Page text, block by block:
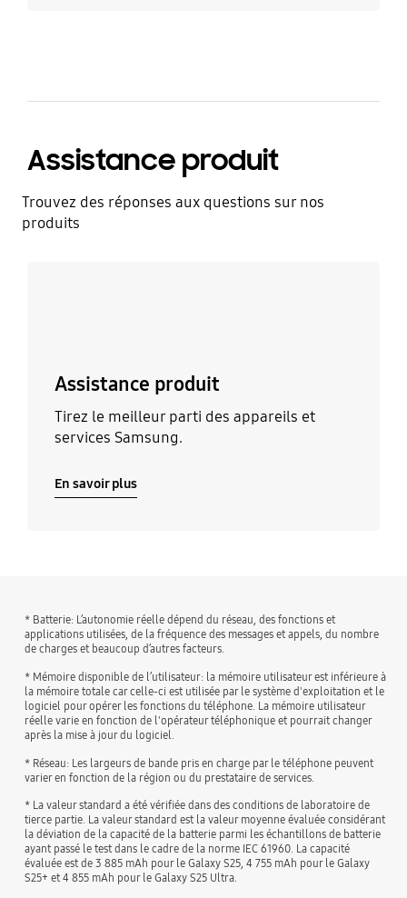
Assistance produit
Trouvez des réponses aux questions sur nos
produits
Assistance produit
Tirez le meilleur parti des appareils et
services Samsung.
En savoir plus
* Batterie: L’autonomie réelle dépend du réseau, des fonctions et
applications utilisées, de la fréquence des messages et appels, du nombre
de charges et beaucoup d’autres facteurs.
* Mémoire disponible de l’utilisateur: la mémoire utilisateur est inférieure à
la mémoire totale car celle-ci est utilisée par le système d'exploitation et le
logiciel pour opérer les fonctions du téléphone. La mémoire utilisateur
réelle varie en fonction de l'opérateur téléphonique et pourrait changer
après la mise à jour du logiciel.
* Réseau: Les largeurs de bande pris en charge par le téléphone peuvent
varier en fonction de la région ou du prestataire de services.
* La valeur standard a été vérifiée dans des conditions de laboratoire de
tierce partie. La valeur standard est la valeur moyenne évaluée considérant
la déviation de la capacité de la batterie parmi les échantillons de batterie
ayant passé le test dans le cadre de la norme IEC 61960. La capacité
évaluée est de 3 885 mAh pour le Galaxy S25, 4 755 mAh pour le Galaxy
S25+ et 4 855 mAh pour le Galaxy S25 Ultra.